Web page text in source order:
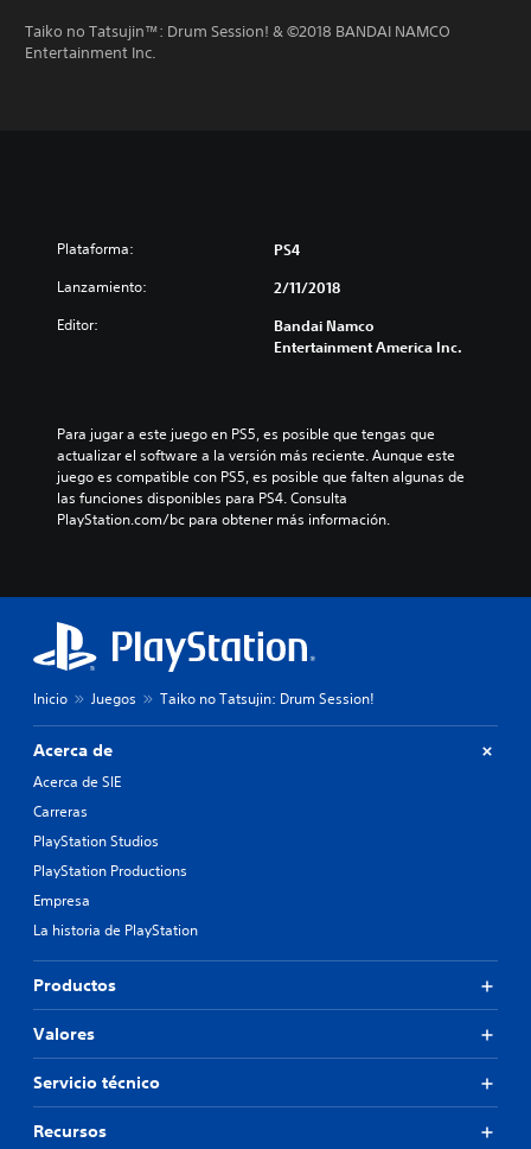
Taiko no Tatsujin™: Drum Session! & ©2018 BANDAI NAMCO
Entertainment Inc.
Plataforma: PS4
Lanzamiento: 2/11/2018
Editor:
Bandai Namco
Entertainment America Inc.
Para jugar a este juego en PS5, es posible que tengas que
actualizar el software a la versión más reciente. Aunque este
juego es compatible con PS5, es posible que falten algunas de
las funciones disponibles para PS4. Consulta
PlayStation.com/bc para obtener más información.
Inicio Juegos Taiko no Tatsujin: Drum Session!
Acerca de
Acerca de SIE
Carreras
PlayStation Studios
PlayStation Productions
Empresa
La historia de PlayStation
Productos
Valores
Servicio técnico
Recursos